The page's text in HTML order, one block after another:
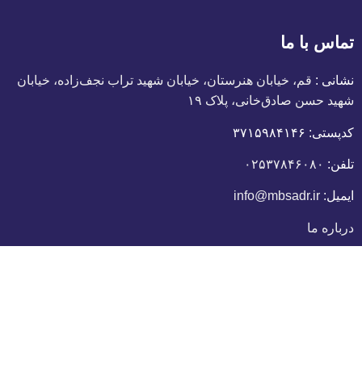
تماس با ما
نشانی : قم، خیابان هنرستان، خیابان شهید تراب نجف‌زاده، خیابان
شهید حسن صادق‌خانی، پلاک ١٩
کدپستی:
تلفن: ۰۲۵۳۷۸۴۶۰۸۰
ایمیل: info@mbsadr.ir
درباره ما